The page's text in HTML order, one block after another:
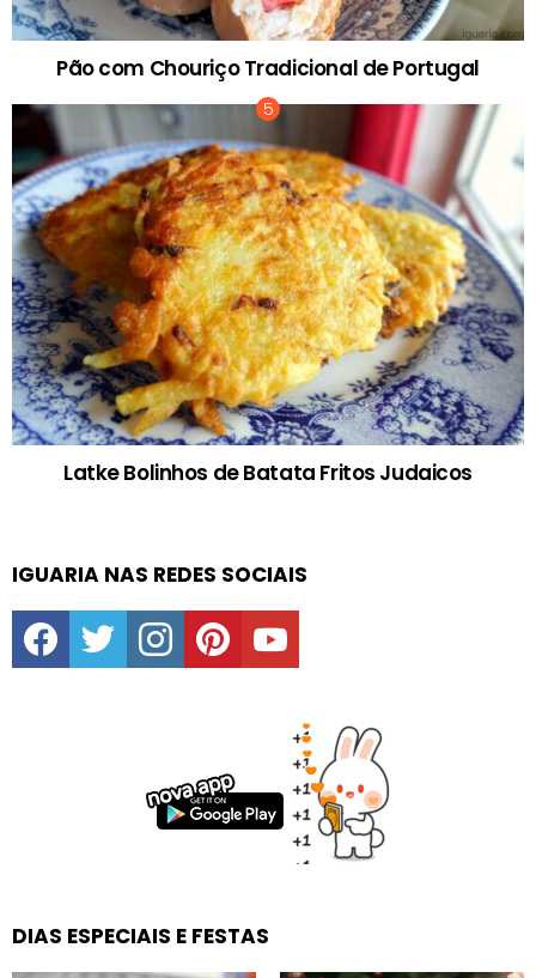
Pão com Chouriço Tradicional de Portugal
Latke Bolinhos de Batata Fritos Judaicos
IGUARIA NAS REDES SOCIAIS
facebooktwitter instagrampinterestyoutube
DIAS ESPECIAIS E FESTAS